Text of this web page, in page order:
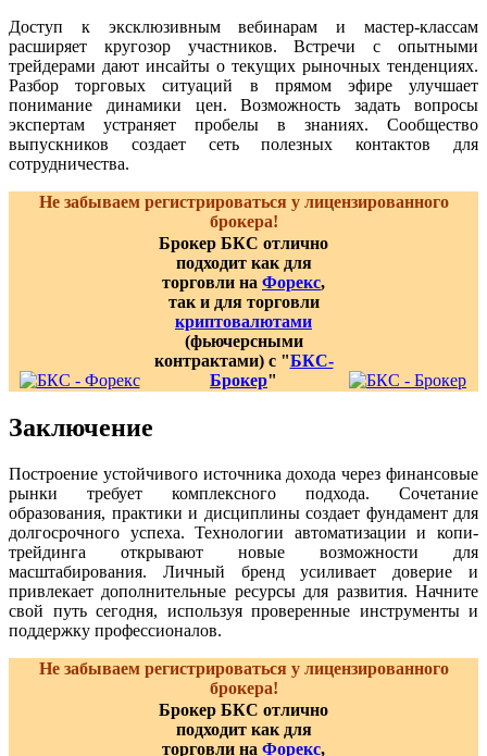
Доступ к эксклюзивным вебинарам и мастер-классам
расширяет кругозор участников. Встречи с опытными
трейдерами дают инсайты о текущих рыночных тенденциях.
Разбор торговых ситуаций в прямом эфире улучшает
понимание динамики цен. Возможность задать вопросы
экспертам устраняет пробелы в знаниях. Сообщество
выпускников создает сеть полезных контактов для
сотрудничества.
Не забываем регистрироваться у лицензированного
брокера!
Брокер БКС отлично
подходит как для
торговли на Форекс,
так и для торговли
криптовалютами
(фьючерсными
контрактами) с "БКС-
Брокер"
Заключение
Построение устойчивого источника дохода через финансовые
рынки требует комплексного подхода. Сочетание
образования, практики и дисциплины создает фундамент для
долгосрочного успеха. Технологии автоматизации и копи-
трейдинга открывают новые возможности для
масштабирования. Личный бренд усиливает доверие и
привлекает дополнительные ресурсы для развития. Начните
свой путь сегодня, используя проверенные инструменты и
поддержку профессионалов.
Не забываем регистрироваться у лицензированного
брокера!
Брокер БКС отлично
подходит как для
торговли на Форекс,